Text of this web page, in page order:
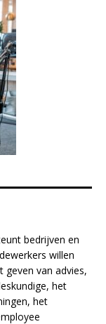
bedrijven en
willen
geven van advies,
het
, het